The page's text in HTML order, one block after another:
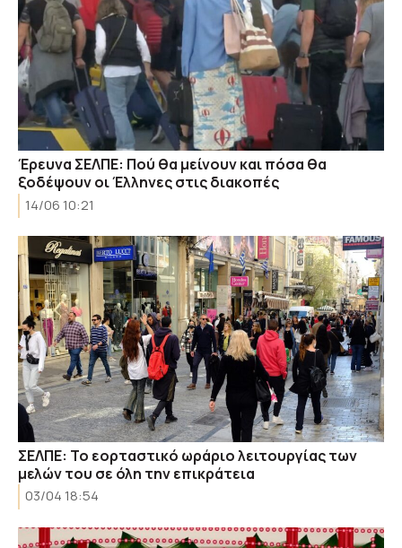
Έρευνα ΣΕΛΠΕ: Πού θα μείνουν και πόσα θα
ξοδέψουν οι Έλληνες στις διακοπές
14/06 10:21
ΣΕΛΠΕ: Το εορταστικό ωράριο λειτουργίας των
μελών του σε όλη την επικράτεια
03/04 18:54